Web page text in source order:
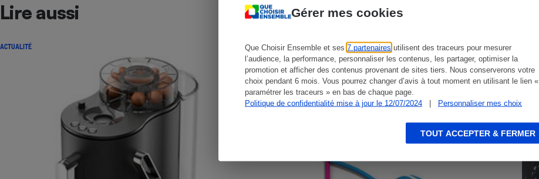
Gérer mes cookies
Que Choisir Ensemble et ses 7 partenaires utilisent des traceurs pour mesurer
l’audience, la performance, personnaliser les contenus, les partager, optimiser la
promotion et afficher des contenus provenant de sites tiers. Nous conserverons votre
choix pendant 6 mois. Vous pourrez changer d’avis à tout moment en utilisant le lien «
paramétrer les traceurs » en bas de chaque page.
Politique de confidentialité mise à jour le 12/07/2024
| Personnaliser mes choix
TOUT ACCEPTER & FERMER
Lire aussi
ACTUALITÉ CONSEILS
Robot ménager